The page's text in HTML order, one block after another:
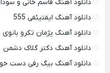
دانلود آهنگ قاسم خانی و
دانلود آهنگ ایفتیئفی 555
دانلود آهنگ پژمان تکرو
دانلود آهنگ دکتر گلاک دشمن
دانلود آهنگ بیگ رفی دست